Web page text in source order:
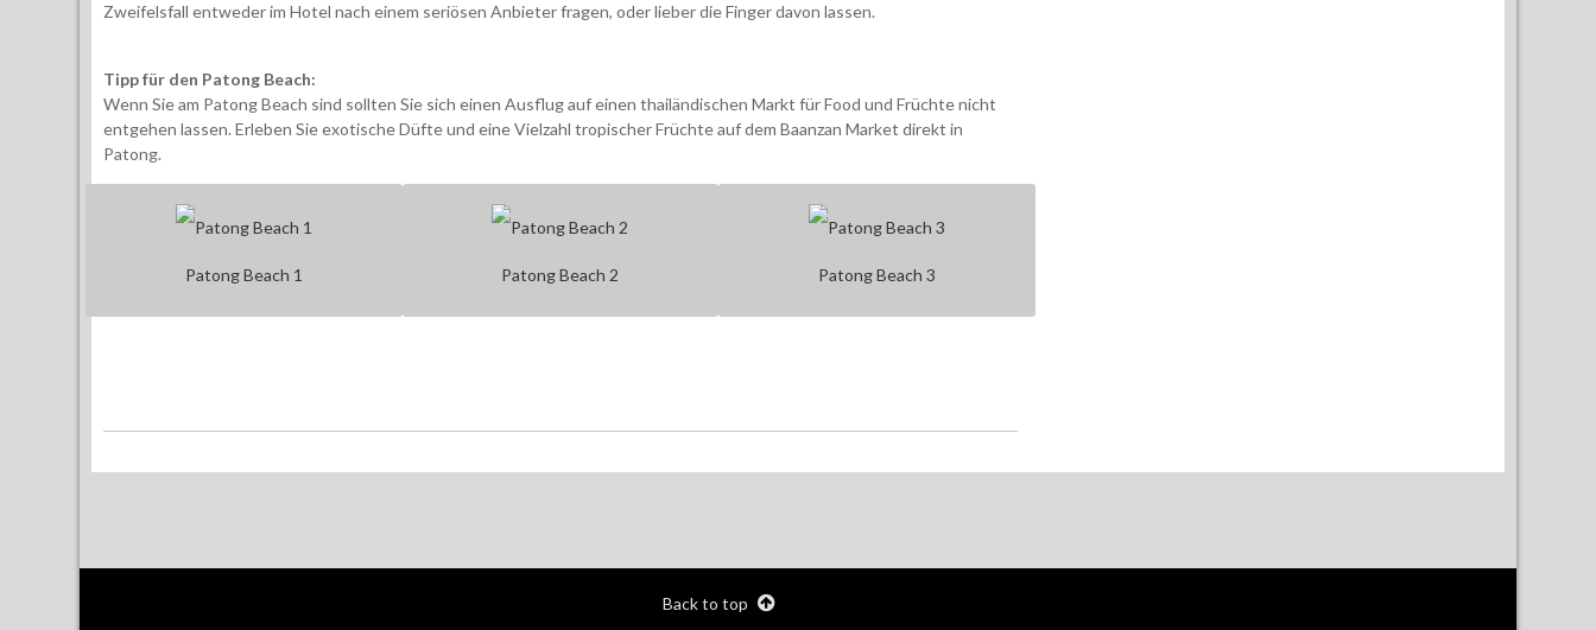
Zweifelsfall entweder im Hotel nach einem seriösen Anbieter fragen, oder lieber die Finger davon lassen.
Tipp für den Patong Beach:
Wenn Sie am Patong Beach sind sollten Sie sich einen Ausflug auf einen thailändischen Markt für Food und Früchte nicht
entgehen lassen. Erleben Sie exotische Düfte und eine Vielzahl tropischer Früchte auf dem Baanzan Market direkt in
Patong.
Patong Beach 1 Patong Beach 2 Patong Beach 3
Back to top